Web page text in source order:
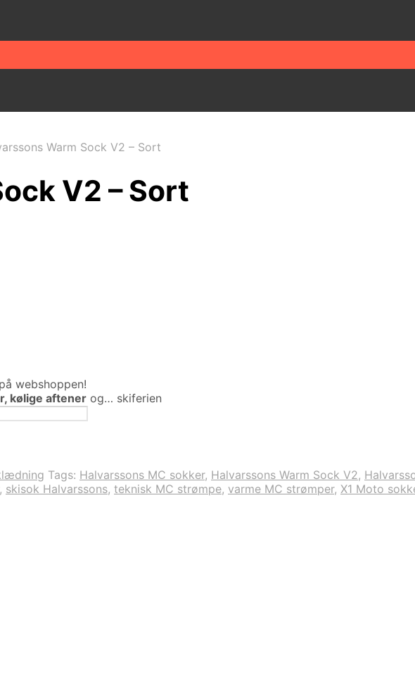
Warm Sock V2 – Sort
V2 – Sort
webshoppen!
kølige aftener og… skiferien
Tags: Halvarssons MC sokker, Halvarssons Warm Sock V2,
, skisok Halvarssons, teknisk MC strømpe, varme MC strømper, X1 Moto